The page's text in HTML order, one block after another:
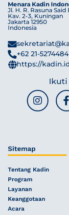
Menara Kadin
Jl. H. R. Rasuna Said
Kav. 2-3, Kuningan
Jakarta 12950
Indonesia
+62 21-5274484
https://
Ikuti
Sitemap
Tentang Kadin
Program
Layanan
Keanggotaan
Acara